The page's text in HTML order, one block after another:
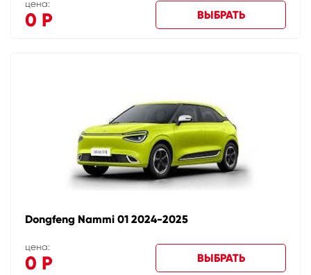
цена:
0 Р ВЫБРАТЬ
Dongfeng Nammi 01 2024-2025
цена:
0 Р ВЫБРАТЬ